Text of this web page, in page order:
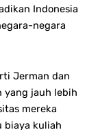
Indonesia
negara
Jerman dan
yang jauh lebih
mereka
biaya kuliah